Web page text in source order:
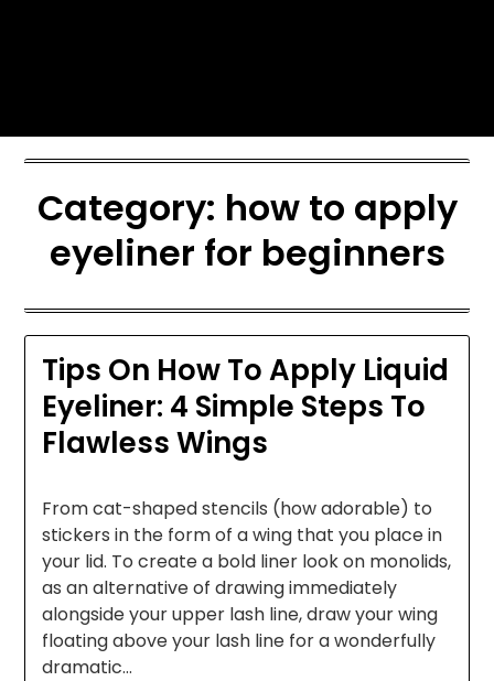
Category: how to apply
eyeliner for beginners
Tips On How To Apply Liquid
Eyeliner: 4 Simple Steps To
Flawless Wings
From cat-shaped stencils (how adorable) to
stickers in the form of a wing that you place in
your lid. To create a bold liner look on monolids,
as an alternative of drawing immediately
alongside your upper lash line, draw your wing
floating above your lash line for a wonderfully
dramatic…